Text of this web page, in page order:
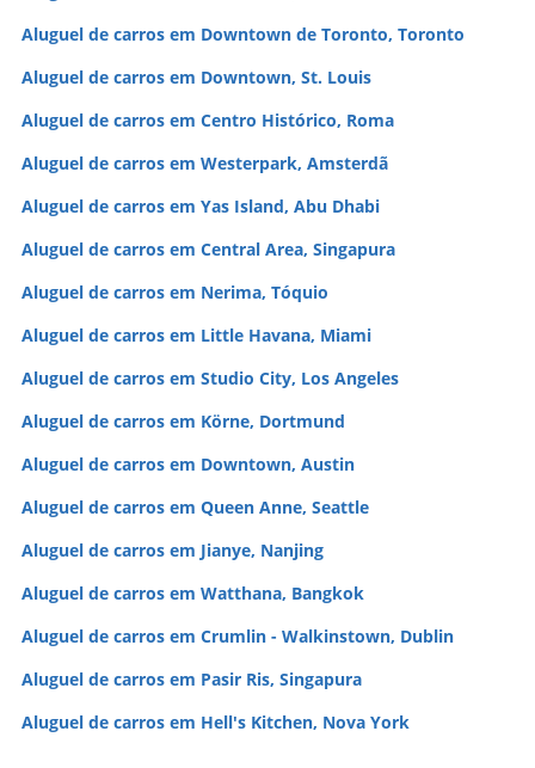
Aluguel de carros em Downtown de Toronto, Toronto
Aluguel de carros em Downtown, St. Louis
Aluguel de carros em Centro Histórico, Roma
Aluguel de carros em Westerpark, Amsterdã
Aluguel de carros em Yas Island, Abu Dhabi
Aluguel de carros em Central Area, Singapura
Aluguel de carros em Nerima, Tóquio
Aluguel de carros em Little Havana, Miami
Aluguel de carros em Studio City, Los Angeles
Aluguel de carros em Körne, Dortmund
Aluguel de carros em Downtown, Austin
Aluguel de carros em Queen Anne, Seattle
Aluguel de carros em Jianye, Nanjing
Aluguel de carros em Watthana, Bangkok
Aluguel de carros em Crumlin - Walkinstown, Dublin
Aluguel de carros em Pasir Ris, Singapura
Aluguel de carros em Hell's Kitchen, Nova York